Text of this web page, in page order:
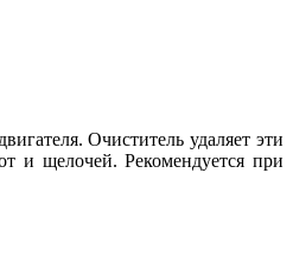
Очиститель удаляет эти
и щелочей. Рекомендуется при